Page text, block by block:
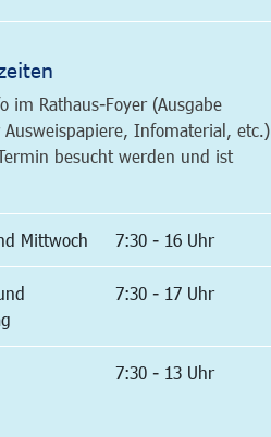
im Rathaus-Foyer (Ausgabe
Ausweispapiere, Infomaterial, etc.)
besucht werden und ist
Mittwoch 7:30 - 16 Uhr
7:30 - 17 Uhr
7:30 - 13 Uhr